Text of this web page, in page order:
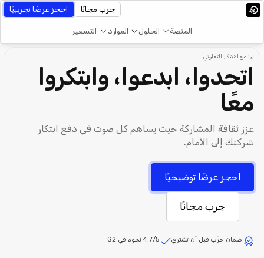
المنصة الحلول الموارد التسعير
جرب مجانًا احجز عرضًا تجريبيًا
برنامج الابتكار التعاوني
اتحدوا، ابدعوا، وابتكروا
معًا
عزز ثقافة المشاركة حيث يساهم كل صوت في دفع ابتكار
شركتك إلى الأمام.
احجز عرضًا توضيحيًا
جرب مجانًا
ضمان جرّب قبل أن تشتري 4.7/5 نجوم في G2